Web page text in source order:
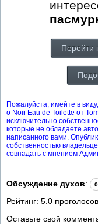
Перейти
Пожалуйста, имейте в
о Noir Eau de Toilette от
исключительно
которые не обладаете
написанного вами.
собственностью
совпадать с мнением
Обсуждение духов: 0
Рейтинг: 5.0
Оставьте свой